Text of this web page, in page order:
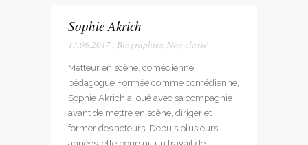
Sophie Akrich
13.06.2017, Biographies, Non classé
Metteur en scène, comédienne,
pédagogue Formée comme comédienne,
Sophie Akrich a joué avec sa compagnie
avant de mettre en scène, diriger et
former des acteurs. Depuis plusieurs